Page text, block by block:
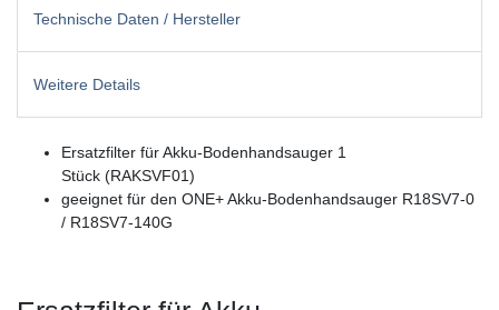
Technische Daten / Hersteller
Weitere Details
Ersatzfilter für Akku-Bodenhandsauger 1
Stück (RAKSVF01)
geeignet für den ONE+ Akku-Bodenhandsauger R18SV7-0
/ R18SV7-140G